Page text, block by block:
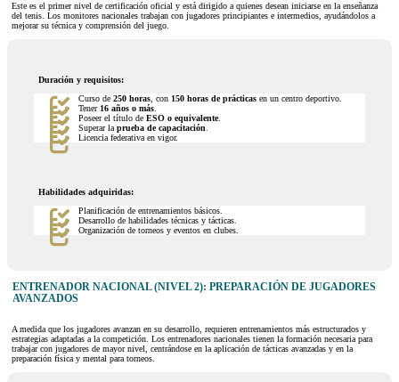
Este es el primer nivel de certificación oficial y está dirigido a quienes desean iniciarse en la enseñanza
del tenis. Los monitores nacionales trabajan con jugadores principiantes e intermedios, ayudándolos a
mejorar su técnica y comprensión del juego.
Duración y requisitos:
Curso de 250 horas, con 150 horas de prácticas en un centro deportivo.
Tener 16 años o más.
Poseer el título de ESO o equivalente.
Superar laprueba de capacitación.
Licencia federativa en vigor.
Habilidades adquiridas:
Planificación de entrenamientos básicos.
Desarrollo de habilidades técnicas y tácticas.
Organización de torneos y eventos en clubes.
ENTRENADOR NACIONAL (NIVEL 2): PREPARACIÓN DE JUGADORES
AVANZADOS
A medida que los jugadores avanzan en su desarrollo, requieren entrenamientos más estructurados y
estrategias adaptadas a la competición. Los entrenadores nacionales tienen la formación necesaria para
trabajar con jugadores de mayor nivel, centrándose en la aplicación de tácticas avanzadas y en la
preparación física y mental para torneos.